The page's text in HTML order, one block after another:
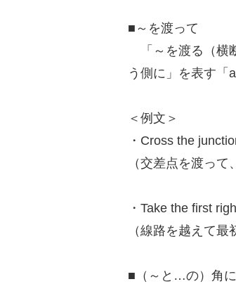
■～を渡って
「～を渡る（横
う側に」を表す「
＜例文＞
・Cross the
（交差点を渡って
・Take the first
（線路を越えて最
■（～と…の）角に